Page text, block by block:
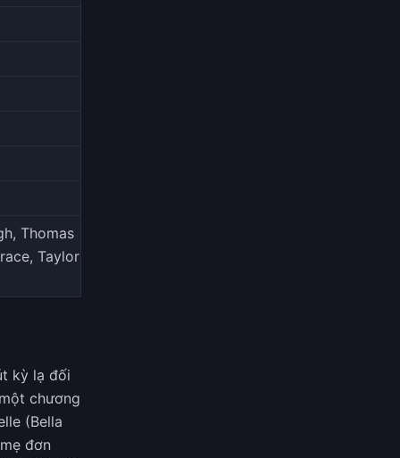
Thomas
Taylor
kỳ lạ đối
chương
(Bella
đơn